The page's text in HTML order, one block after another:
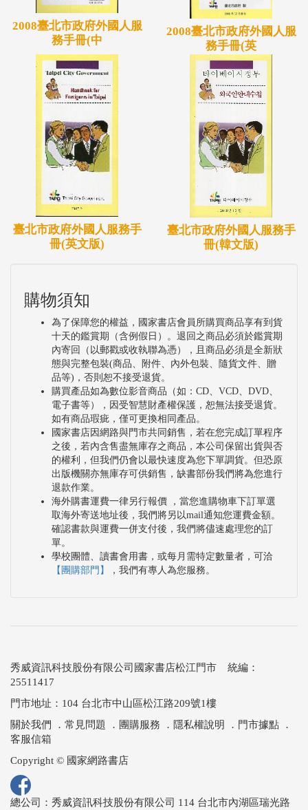
2008臺北市政府外國人服
務手冊(中
2008臺北市政府外國人服
務手冊(英
臺北市政府外國人服務手
冊(英文版)
臺北市政府外國人服務手
冊(韓文版)
購物須知
為了保障您的權益，國家書店會員所購買商品享有到貨
十天的鑑賞期（含例假日）。退回之商品必須於鑑賞期
內寄回（以郵戳或收執聯為憑），且商品必須是全新狀
態與完整包裝(商品、附件、內外包裝、隨貨文件、贈
品等)，否則恕不接受退貨。
購買產品如為數位影音商品（如：CD、VCD、DVD、
電子書等），因受智慧財產權保護，恕無法接受退貨。
如有商品瑕疵，僅可更換相同產品。
國家書店因網路與門市共同銷售，若在您完成訂單程序
之後，若內含售盡無庫存之商品，本公司保留出貨與否
的權利，但我們仍會以最快速度為您下單調貨。但恐原
出版機關亦無庫存可供銷售，缺書部份我們將為您進行
退款作業。
海外購書運費一律另行報價 ，當您進購物車下訂單選
取海外寄送地址後，我們將另以mail通知您運費金額。
確認書款與運費一併支付後，我們將儘速處理您的訂
單。
學校團體、讀書會用書，或每月需特定數量者，可洽
【團購部門】
，我們有專人為您服務。
秀威資訊科技股份有限公司國家書店松江門市 統編：
25511417
門市地址：104 台北市中山區松江路209號1樓
關於我們
． 常見問題 ． 團購服務 ． 隱私權說明 ． 門市據點 ．
客服信箱
Copyright © 國家網路書店
總公司：秀威資訊科技股份有限公司 114 台北市內湖區瑞光路